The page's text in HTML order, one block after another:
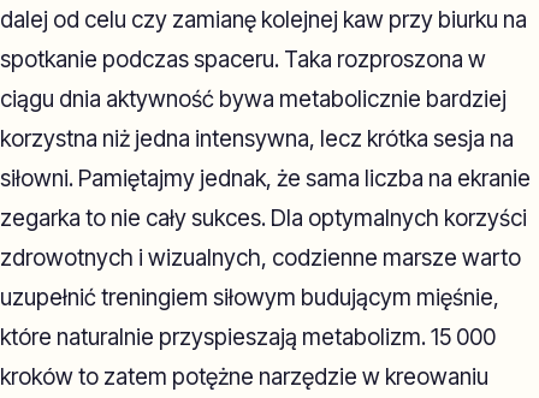
dalej od celu czy zamianę kolejnej kaw przy biurku na
spotkanie podczas spaceru. Taka rozproszona w
ciągu dnia aktywność bywa metabolicznie bardziej
korzystna niż jedna intensywna, lecz krótka sesja na
siłowni. Pamiętajmy jednak, że sama liczba na ekranie
zegarka to nie cały sukces. Dla optymalnych korzyści
zdrowotnych i wizualnych, codzienne marsze warto
uzupełnić treningiem siłowym budującym mięśnie,
które naturalnie przyspieszają metabolizm. 15 000
kroków to zatem potężne narzędzie w kreowaniu